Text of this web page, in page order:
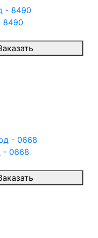
8490
- 0668